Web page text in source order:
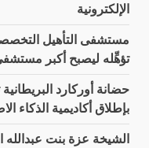
الإلكترونية
مستشفى التأهيل
تؤهِّله ليصبح أكبر
بإطلاق أكاديمية الذكاء
الشيخة عزة بنت